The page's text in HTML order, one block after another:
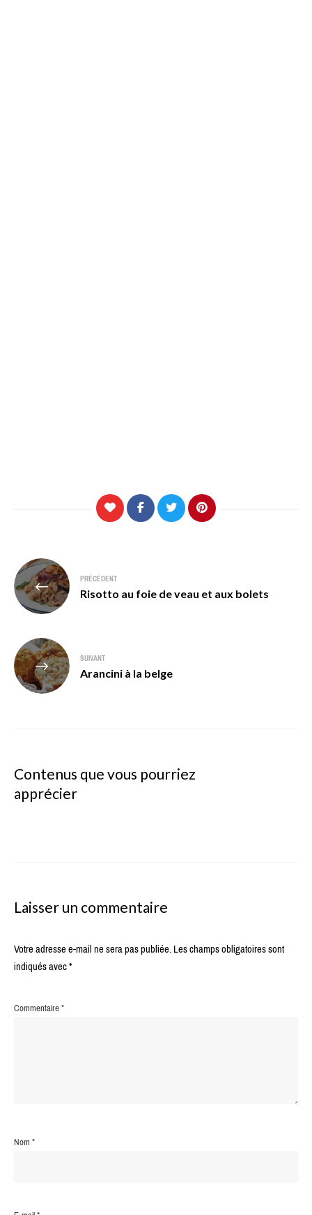
Navigation
de
l’article
PRÉCÉDENT
Risotto au foie de veau et aux bolets
SUIVANT
Arancini à la belge
Contenus que vous pourriez
apprécier
Laisser un commentaire
Votre adresse e-mail ne sera pas publiée.Les champs obligatoires sont
indiqués avec*
Commentaire*
Nom*